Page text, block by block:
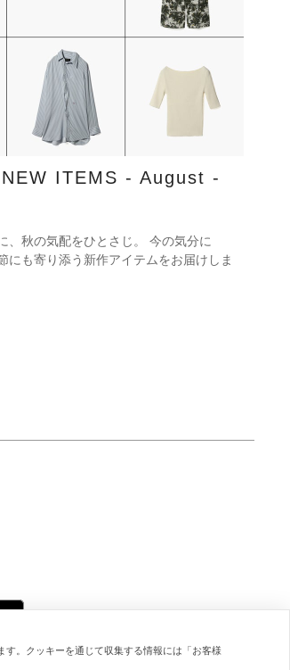
ITEMS - August -
、秋の気配をひとさじ。 今の気分に
にも寄り添う新作アイテムをお届けしま
。クッキーを通じて収集する情報には「お客様